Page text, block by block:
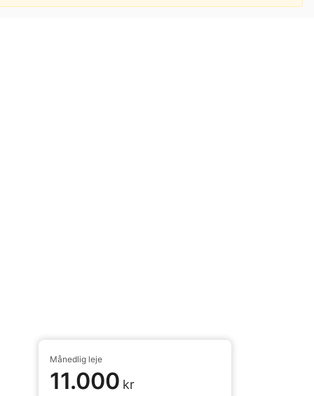
Månedlig leje
11.000 kr